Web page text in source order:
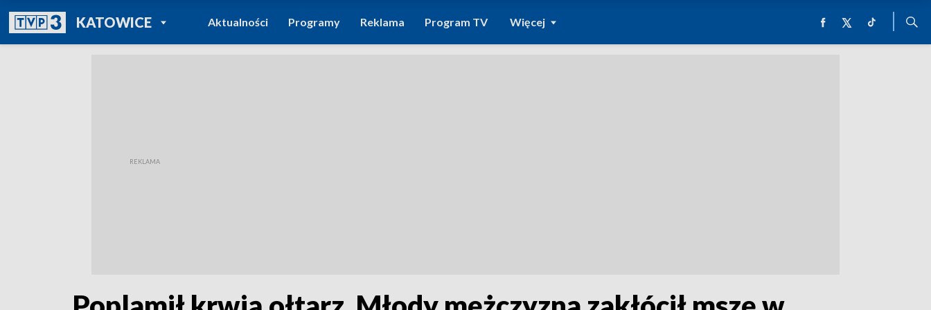
KATOWICEPOWRÓT DO
TVP REGIONY
Aktualności Programy Reklama Program TV Więcej